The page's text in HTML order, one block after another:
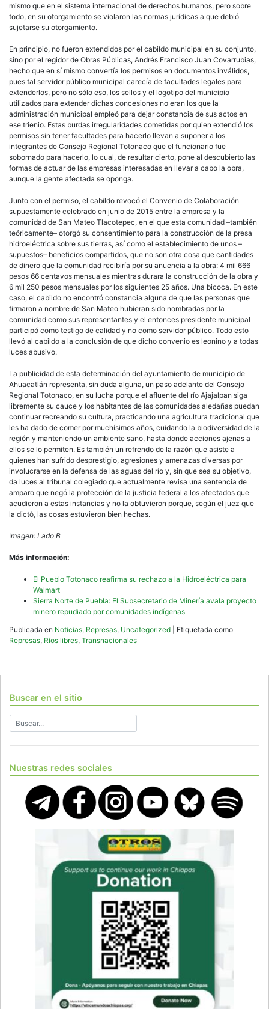
mismo que en el sistema internacional de derechos humanos, pero sobre
todo, en su otorgamiento se violaron las normas jurídicas a que debió
sujetarse su otorgamiento.
En principio, no fueron extendidos por el cabildo municipal en su conjunto,
sino por el regidor de Obras Públicas, Andrés Francisco Juan Covarrubias,
hecho que en sí mismo convertía los permisos en documentos inválidos,
pues tal servidor público municipal carecía de facultades legales para
extenderlos, pero no sólo eso, los sellos y el logotipo del municipio
utilizados para extender dichas concesiones no eran los que la
administración municipal empleó para dejar constancia de sus actos en
ese trienio. Estas burdas irregularidades cometidas por quien extendió los
permisos sin tener facultades para hacerlo llevan a suponer a los
integrantes de Consejo Regional Totonaco que el funcionario fue
sobornado para hacerlo, lo cual, de resultar cierto, pone al descubierto las
formas de actuar de las empresas interesadas en llevar a cabo la obra,
aunque la gente afectada se oponga.
Junto con el permiso, el cabildo revocó el Convenio de Colaboración
supuestamente celebrado en junio de 2015 entre la empresa y la
comunidad de San Mateo Tlacotepec, en el que esta comunidad –también
teóricamente– otorgó su consentimiento para la construcción de la presa
hidroeléctrica sobre sus tierras, así como el establecimiento de unos –
supuestos– beneficios compartidos, que no son otra cosa que cantidades
de dinero que la comunidad recibiría por su anuencia a la obra: 4 mil 666
pesos 66 centavos mensuales mientras durara la construcción de la obra y
6 mil 250 pesos mensuales por los siguientes 25 años. Una bicoca. En este
caso, el cabildo no encontró constancia alguna de que las personas que
firmaron a nombre de San Mateo hubieran sido nombradas por la
comunidad como sus representantes y el entonces presidente municipal
participó como testigo de calidad y no como servidor público. Todo esto
llevó al cabildo a la conclusión de que dicho convenio es leonino y a todas
luces abusivo.
La publicidad de esta determinación del ayuntamiento de municipio de
Ahuacatlán representa, sin duda alguna, un paso adelante del Consejo
Regional Totonaco, en su lucha porque el afluente del río Ajajalpan siga
libremente su cauce y los habitantes de las comunidades aledañas puedan
continuar recreando su cultura, practicando una agricultura tradicional que
les ha dado de comer por muchísimos años, cuidando la biodiversidad de la
región y manteniendo un ambiente sano, hasta donde acciones ajenas a
ellos se lo permiten. Es también un refrendo de la razón que asiste a
quienes han sufrido desprestigio, agresiones y amenazas diversas por
involucrarse en la defensa de las aguas del río y, sin que sea su objetivo,
da luces al tribunal colegiado que actualmente revisa una sentencia de
amparo que negó la protección de la justicia federal a los afectados que
acudieron a estas instancias y no la obtuvieron porque, según el juez que
la dictó, las cosas estuvieron bien hechas.
Imagen: Lado B
Más información:
El Pueblo Totonaco reafirma su rechazo a la Hidroeléctrica para
Walmart
Sierra Norte de Puebla: El Subsecretario de Minería avala proyecto
minero repudiado por comunidades indígenas
Publicada en Noticias, Represas, Uncategorized
Etiquetada como
Represas, Ríos libres, Transnacionales
Buscar en el sitio
Nuestras redes sociales